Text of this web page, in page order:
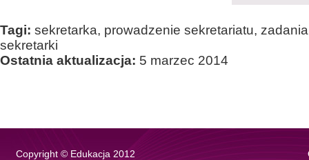
Tagi: sekretarka, prowadzenie sekretariatu,
sekretarki
Ostatnia aktualizacja: 5 marzec 2014
Copyright © Edukacja 2012